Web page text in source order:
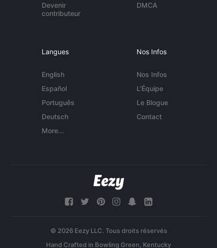
Devenir
contributeur
DMCA
Langues
English
Español
Português
Deutsch
More...
Nos Infos
Nos Infos
L'Équipe
Le Blogue
Contact
© 2026 Eezy LLC. Tous droits réservés